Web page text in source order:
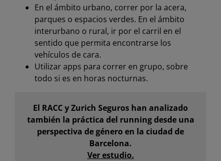
En el ámbito urbano, correr por la acera,
parques o espacios verdes. En el ámbito
interurbano o rural, ir por el carril en el
sentido que permita encontrarse los
vehículos de cara.
Utilizar apps para correr en grupo, sobre
todo si es en horas nocturnas.
El RACC y Zurich Seguros han analizado
también la práctica del running desde una
perspectiva de género en la ciudad de
Barcelona.
Ver estudio.